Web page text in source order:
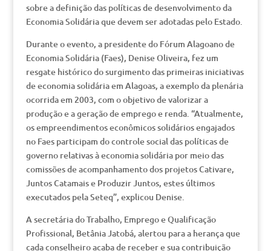
sobre a definição das políticas de desenvolvimento da
Economia Solidária que devem ser adotadas pelo Estado.
Durante o evento, a presidente do Fórum Alagoano de
Economia Solidária (Faes), Denise Oliveira, fez um
resgate histórico do surgimento das primeiras iniciativas
de economia solidária em Alagoas, a exemplo da plenária
ocorrida em 2003, com o objetivo de valorizar a
produção e a geração de emprego e renda. “Atualmente,
os empreendimentos econômicos solidários engajados
no Faes participam do controle social das políticas de
governo relativas à economia solidária por meio das
comissões de acompanhamento dos projetos Cativare,
Juntos Catamais e Produzir Juntos, estes últimos
executados pela Seteq”, explicou Denise.
A secretária do Trabalho, Emprego e Qualificação
Profissional, Betânia Jatobá, alertou para a herança que
cada conselheiro acaba de receber e sua contribuição